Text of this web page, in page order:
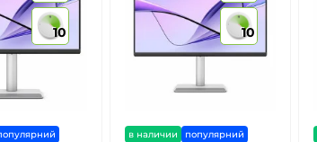
10 10
в наличии популярний